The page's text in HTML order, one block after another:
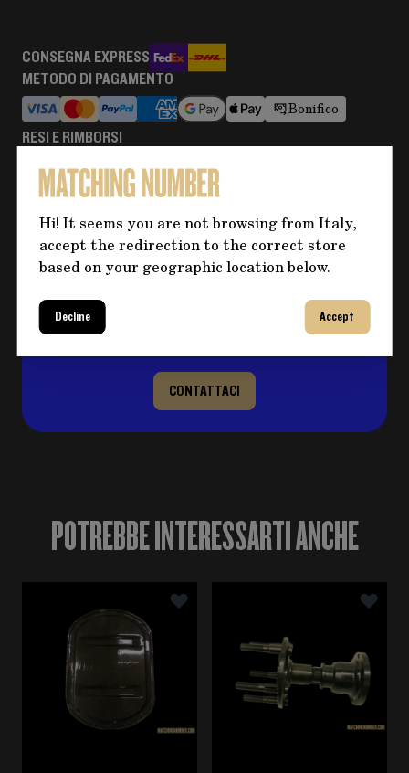
Hi! It seems you are not browsing from Italy,
accept the redirection to the correct store
based on your geographic location below.
Decline Accept
CONSEGNA EXPRESS
METODO DI PAGAMENTO
Bonifico
RESI E RIMBORSI
Hai bisogno di altre informazioni
sul prodotto?
Clicca sul pulsante per eventuali domande e
compila il form, ti ricontatteremo al più
presto per risolvere il tuo dubbio!
CONTATTACI
POTREBBE INTERESSARTI ANCHE
È possibile navigare tra gli elementi del carosello
Premere per saltare il carosello